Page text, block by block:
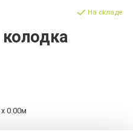
На складе
0.00м